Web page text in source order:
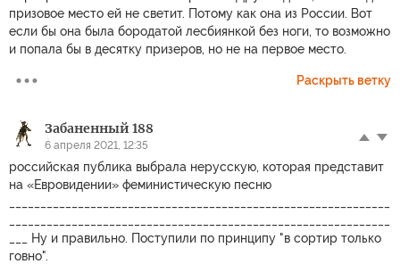
призовое место ей не светит. Потому как она из России. Вот
если бы она была бородатой лесбиянкой без ноги, то возможно
и попала бы в десятку призеров, но не на первое место.
Раскрыть ветку
Забаненный 188
6 апреля 2021, 12:35
российская публика выбрала нерусскую, которая представит
на «Евровидении» феминистическую песню
___ Ну и правильно. Поступили по принципу "в сортир только
говно".